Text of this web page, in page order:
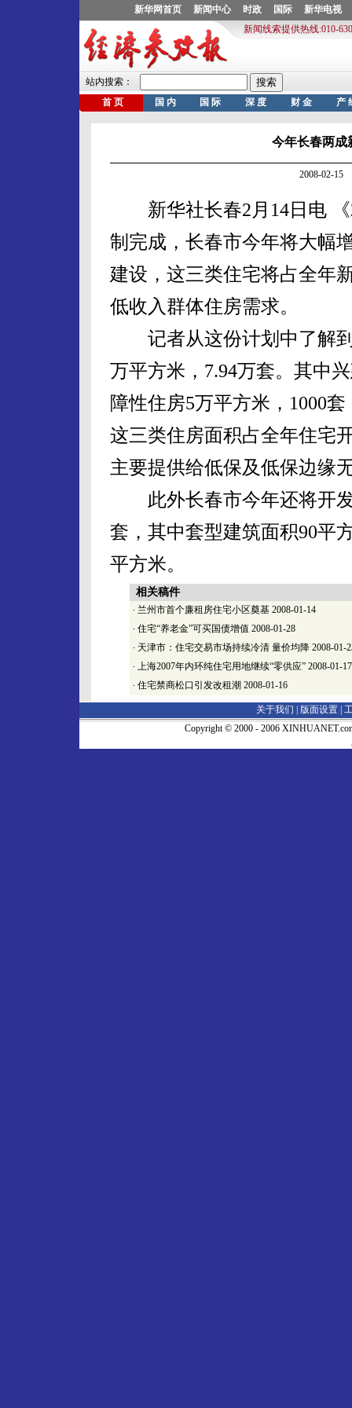
今年长春两成
2008-02-15
新华社长春2月14日电 《
制完成，长春市今年将大幅
建设，这三类住宅将占全年
低收入群体住房需求。
记者从这份计划中了解到
万平方米，7.94万套。其中
障性住房5万平方米，1000
这三类住房面积占全年住宅
主要提供给低保及低保边缘
此外长春市今年还将开发
套，其中套型建筑面积90平
平方米。
相关稿件
· 兰州市首个廉租房住宅小区奠基 2008-01-14
· 住宅“养老金”可买国债增值 2008-01-28
· 天津市：住宅交易市场持续冷清 量价均降 2008-01-
· 上海2007年内环纯住宅用地继续“零供应” 2008-01-17
· 住宅禁商松口引发改租潮 2008-01-16
关于我们 | 版面设置
Copyright © 2000 - 2006